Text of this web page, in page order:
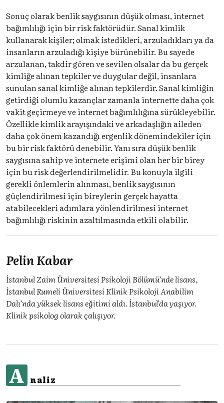
Sonuç olarak benlik saygısının düşük olması, internet
bağımlılığı için bir risk faktörüdür. Sanal kimlik
kullanarak kişiler; olmak istedikleri, arzuladıkları ya da
insanların arzuladığı kişiye bürünebilir. Bu sayede
arzulanan, takdir gören ve sevilen olsalar da bu gerçek
kimliğe alınan tepkiler ve duygular değil, insanlara
sunulan sanal kimliğe alınan tepkilerdir. Sanal kimliğin
getirdiği olumlu kazançlar zamanla internette daha çok
vakit geçirmeye ve internet bağımlılığına sürükleyebilir.
Özellikle kimlik arayışındaki ve arkadaşlığın aileden
daha çok önem kazandığı ergenlik dönemindekiler için
bu bir risk faktörü̈ denebilir. Yanı sıra düşük benlik
saygısına sahip ve internete erişimi olan her bir birey
için bu risk değerlendirilmelidir. Bu konuyla ilgili
gerekli önlemlerin alınması, benlik saygısının
güçlendirilmesi için bireylerin gerçek hayatta
atabilecekleri adımlara yönlendirilmesi internet
bağımlılığı riskinin azaltılmasında etkili olabilir.
Pelin Kabar
İstanbul Zaim Üniversitesi Psikoloji Bölümü’nde lisans,
İstanbul Rumeli Üniversitesi Klinik Psikoloji Anabilim
Dalı’nda yüksek lisans eğitimi aldı. İstanbul’da yaşıyor.
Klinik psikolog olarak çalışıyor.
A naliz